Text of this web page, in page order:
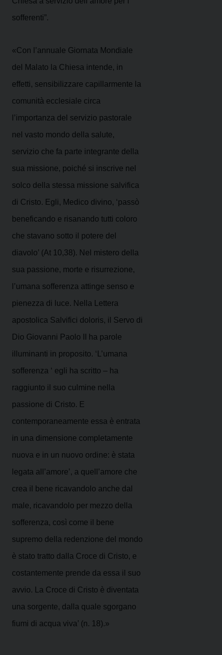
sofferenti”.
«Con l’annuale Giornata Mondiale
del Malato la Chiesa intende, in
effetti, sensibilizzare capillarmente la
comunità ecclesiale circa
l’importanza del servizio pastorale
nel vasto mondo della salute,
servizio che fa parte integrante della
sua missione, poiché si inscrive nel
solco della stessa missione salvifica
di Cristo. Egli, Medico divino, ‘passò
beneficando e risanando tutti coloro
che stavano sotto il potere del
diavolo’ (At 10,38). Nel mistero della
sua passione, morte e risurrezione,
l’umana sofferenza attinge senso e
pienezza di luce. Nella Lettera
apostolica Salvifici doloris, il Servo di
Dio Giovanni Paolo II ha parole
illuminanti in proposito. ‘L’umana
sofferenza ‘ egli ha scritto – ha
raggiunto il suo culmine nella
passione di Cristo. E
contemporaneamente essa è entrata
in una dimensione completamente
nuova e in un nuovo ordine: è stata
legata all’amore’, a quell’amore che
crea il bene ricavandolo anche dal
male, ricavandolo per mezzo della
sofferenza, così come il bene
supremo della redenzione del mondo
è stato tratto dalla Croce di Cristo, e
costantemente prende da essa il suo
avvio. La Croce di Cristo è diventata
una sorgente, dalla quale sgorgano
fiumi di acqua viva’ (n. 18).»